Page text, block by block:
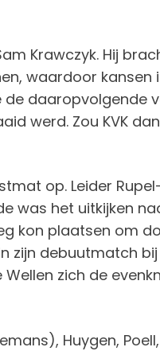
Krawczyk. Hij
waardoor
daaropvolgende
werd. Zou KVK
op. Leider
was het uitkijken
kon plaatsen om
debuutmatch bij
zich de
Huygen,